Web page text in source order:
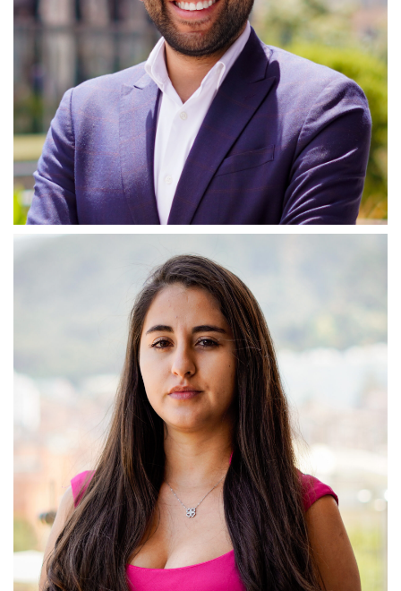
Andrés Felipe Caballero
Profesional Impacta
Acompaño el desarrollo metodológico, ejecución evaluación,
seguimiento y control de los procesos de aceleración;
promoviendo la construcción de modelos de negocio
sostenible junto con la divulgación de conexiones de valor que
permitan ampliar los espacios de relacionamiento e impactos
de los emprendedores y empresarios.